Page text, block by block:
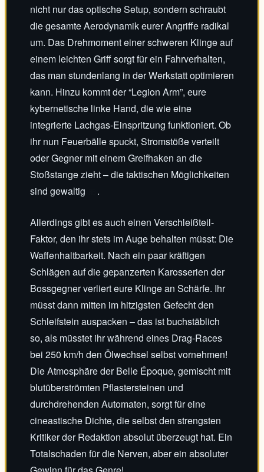
nicht nur das optische Setup, sondern schraubt
die gesamte Aerodynamik eurer Angriffe radikal
um. Das Drehmoment einer schweren Klinge auf
einem leichten Griff sorgt für ein Fahrverhalten,
das man stundenlang in der Werkstatt optimieren
kann. Hinzu kommt der “Legion Arm”, eure
kybernetische linke Hand, die wie eine
integrierte Lachgas-Einspritzung funktioniert. Ob
ihr nun Feuerbälle spuckt, Stromstöße verteilt
oder Gegner mit einem Greifhaken an die
Stoßstange zieht – die taktischen Möglichkeiten
sind gewaltig
.
Allerdings gibt es auch einen Verschleißteil-
Faktor, den ihr stets im Auge behalten müsst: Die
Waffenhaltbarkeit. Nach ein paar kräftigen
Schlägen auf die gepanzerten Karosserien der
Bossgegner verliert eure Klinge an Schärfe. Ihr
müsst dann mitten im hitzigsten Gefecht den
Schleifstein auspacken – das ist buchstäblich
so, als müsstet ihr während eines Drag-Races
bei 250 km/h den Ölwechsel selbst vornehmen!
Die Atmosphäre der Belle Époque, gemischt mit
blutüberströmten Pflastersteinen und
durchdrehenden Automaten, sorgt für eine
cineastische Dichte, die selbst den strengsten
Kritiker der Redaktion absolut überzeugt hat. Ein
Totalschaden für die Nerven, aber ein absoluter